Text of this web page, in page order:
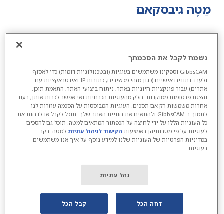
מַטֶה גיבסקאם
גיבסקאם
2545 W. Hillcrest Drive
Thousand Oaks
CA 91320
USA
לסיוע מיידי, בקר באתרsupport page
.
נשמח לקבל את הסכמתך
GibbsCAM וספקינו משתמשים בעוגיות (ובטכנולוגיות דומות) כדי לאסוף
ולעבד נתונים אישיים (כגון מזהי מכשירים, כתובות IP ואינטראקציות עם
אתרים) עבור פונקציות חיוניות באתר, ניתוח ביצועי האתר, התאמת תוכן,
והצגת פרסומות ממוקדות. חלק מהעוגיות הכרחיות ואי אפשר לכבות אותן, בעוד
אחרות משמשות רק אם תסכים. העוגיות המבוססות על הסכמה עוזרות לנו
לתמוך ב-GibbsCAM ולהתאים את חוויית האתר שלך. תוכל לקבל או לדחות את
כל העוגיות הללו על ידי לחיצה על הכפתור המתאים למטה. תוכל גם להסכים
לעוגיות על פי מטרותיהן באמצעות הקישור לניהול עוגיות למטה. בקר
במדיניות הפרטיות של העוגיות שלנו למידע נוסף על איך אנו משתמשים
בעוגיות.
נהל עוגיות
דחה הכל קבל הכל